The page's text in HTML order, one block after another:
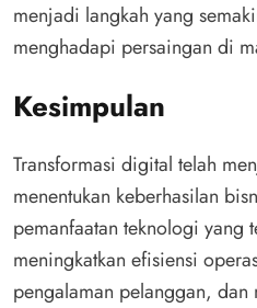
menjadi langkah yang
menghadapi persaingan di
Kesimpulan
Transformasi digital telah
menentukan keberhasilan
pemanfaatan teknologi yang
meningkatkan efisiensi
pengalaman pelanggan, dan